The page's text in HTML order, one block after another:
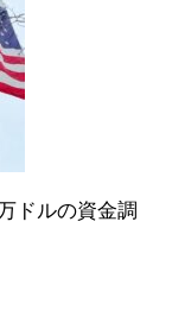
ドルの資金調